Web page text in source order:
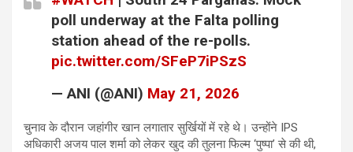
poll underway at the Falta polling
station ahead of the re-polls.
pic.twitter.com/SFeP7iPSzS
— ANI (@ANI) May 21, 2026
चुनाव के दौरान जहांगीर खान लगातार सुर्खियों में रहे थे। उन्होंने IPS
अधिकारी अजय पाल शर्मा को लेकर खुद की तुलना फिल्म ‘पुष्पा’ से की थी,